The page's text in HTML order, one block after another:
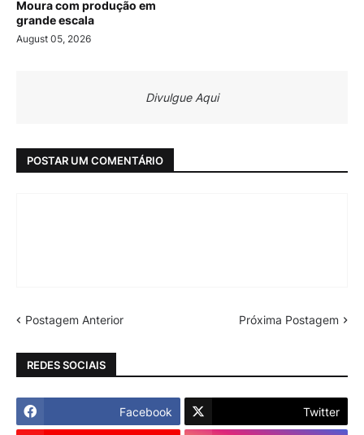
Moura com produção em
grande escala
August 05, 2026
Divulgue Aqui
POSTAR UM COMENTÁRIO
Postagem Anterior Próxima Postagem
REDES SOCIAIS
Facebook Twitter